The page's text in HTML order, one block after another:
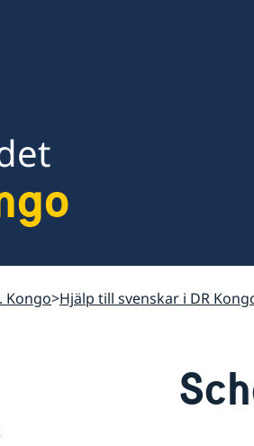
Kongo Hjälp till svenskar i DR